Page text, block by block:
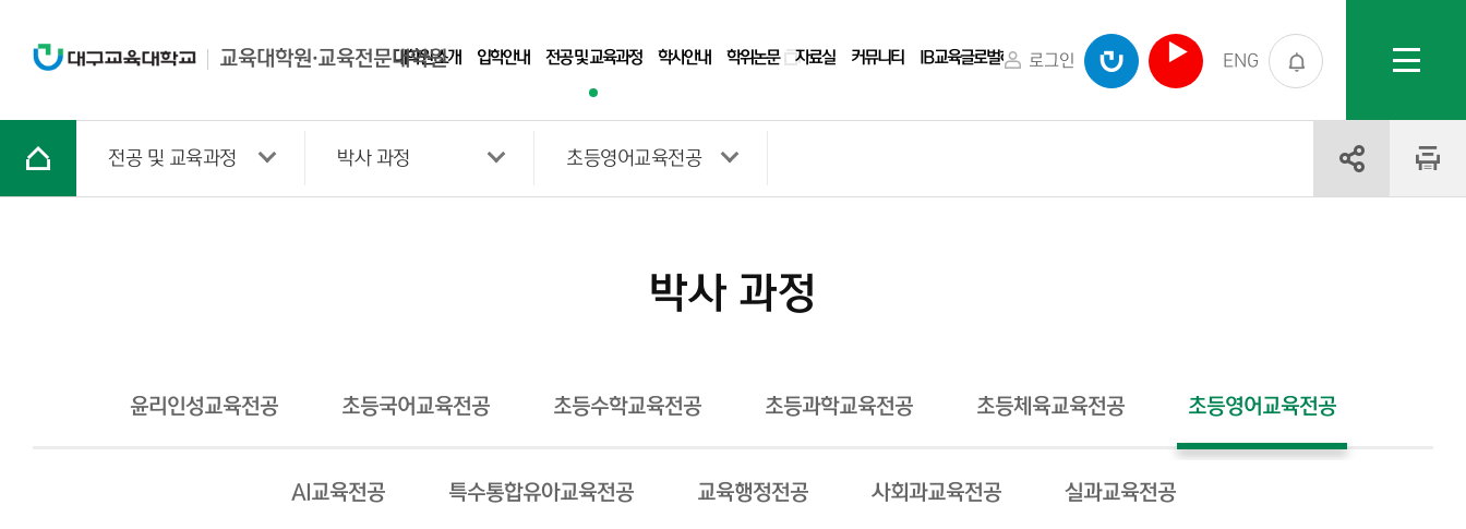
로그인 ENG
교육대학원·교육전문대학원
대학원 소개 입학안내 전공 및 교육과정 학사안내 학위논문 자료실 커뮤니티 IB교육글로벌허브센터
전공 및 교육과정 박사 과정 초등영어교육전공
박사 과정
윤리인성교육전공 초등국어교육전공 초등수학교육전공 초등과학교육전공 초등체육교육전공 초등영어교육전공
AI교육전공 특수통합유아교육전공 교육행정전공 사회과교육전공 실과교육전공